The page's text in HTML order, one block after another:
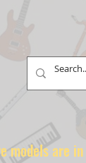
are in